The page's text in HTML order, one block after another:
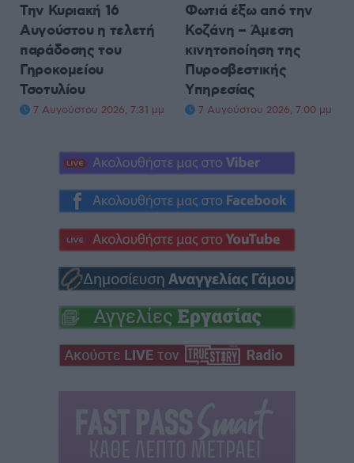
Την Κυριακή 16
Αυγούστου η τελετή
παράδοσης του
Γηροκομείου
Τσοτυλίου
7 Αυγούστου 2026, 7:31 μμ
Φωτιά έξω από την
Κοζάνη – Άμεση
κινητοποίηση της
Πυροσβεστικής
Υπηρεσίας
7 Αυγούστου 2026, 7:00 μμ